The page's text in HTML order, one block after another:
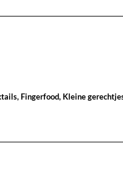
Fingerfood, Kleine